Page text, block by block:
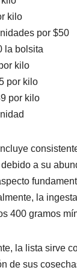
kilo
por $50
la bolsita
kilo
por kilo
por kilo
a su
la
400 gramos
la lista sirve
de sus